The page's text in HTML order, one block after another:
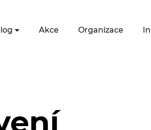
Akce Organizace